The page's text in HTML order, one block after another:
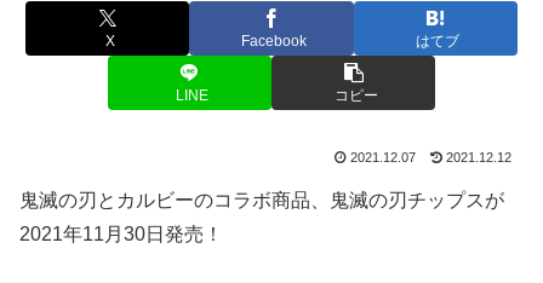
X Facebook はてブ
LINE コピー
2021.12.07 2021.12.12
鬼滅の刃とカルビーのコラボ商品、鬼滅の刃チップスが
2021年11月30日発売！